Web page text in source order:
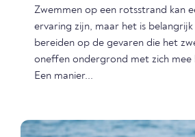
Zwemmen op een rotsstrand kan
ervaring zijn, maar het is
bereiden op de gevaren die het
oneffen ondergrond met zich mee
Een manier...